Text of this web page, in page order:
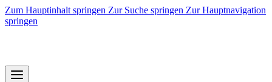
Zum Hauptinhalt springen Zur Suche springen Zur Hauptnavigation
springen